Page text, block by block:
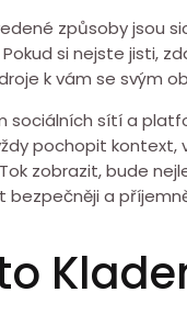
způsoby jsou
si nejste jisti,
k vám se svým
sociálních sítí a
pochopit
zobrazit, bude
a